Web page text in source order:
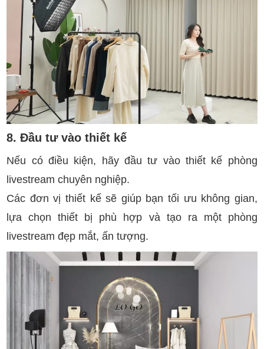
8. Đầu tư vào thiết kế
Nếu có điều kiện, hãy đầu tư vào thiết kế phòng
livestream chuyên nghiệp.
Các đơn vị thiết kế sẽ giúp bạn tối ưu không gian,
lựa chọn thiết bị phù hợp và tạo ra một phòng
livestream đẹp mắt, ấn tượng.